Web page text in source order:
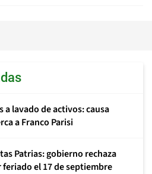
a lavado de activos: causa
a Franco Parisi
Patrias: gobierno rechaza
feriado el 17 de septiembre